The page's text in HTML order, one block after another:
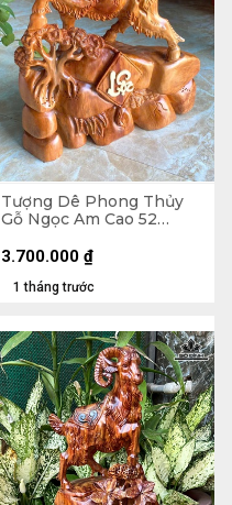
Tượng Dê Phong Thủy
Gỗ Ngọc Am Cao 52
8kg
1 tháng trước
3.700.000 ₫